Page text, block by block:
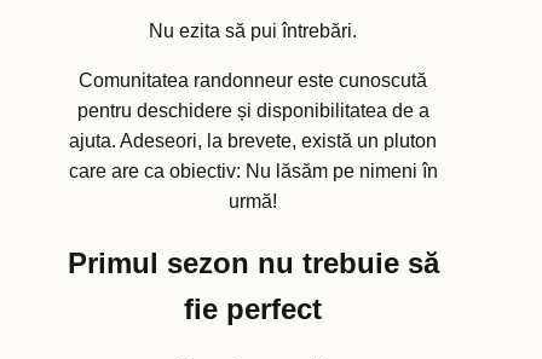
Nu ezita să pui întrebări.
Comunitatea randonneur este cunoscută
pentru deschidere și disponibilitatea de a
ajuta. Adeseori, la brevete, există un pluton
care are ca obiectiv: Nu lăsăm pe nimeni în
urmă!
Primul sezon nu trebuie să
fie perfect